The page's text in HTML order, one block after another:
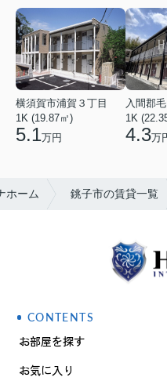
横須賀市浦賀３丁目
1K (19.87㎡)
5.1万円
1K
4.3万
ホーム 銚子市の賃貸一覧
CONTENTS
お部屋を探す
お気に入り